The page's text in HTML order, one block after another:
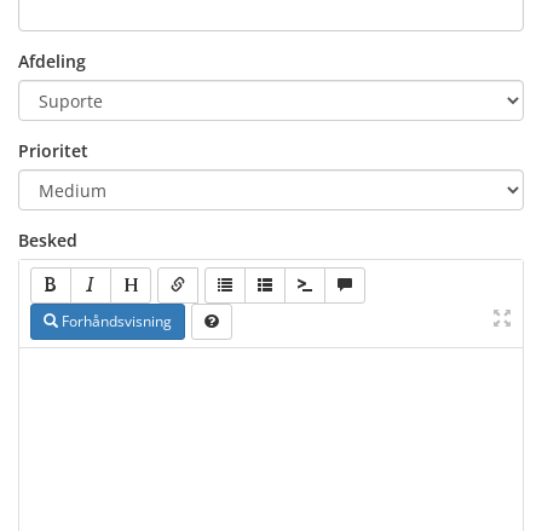
Afdeling
Prioritet
Besked
Forhåndsvisning